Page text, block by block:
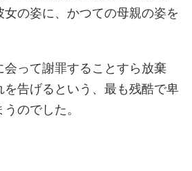
の姿に、かつての母親の姿を
会って謝罪することすら放棄
を告げるという、最も残酷で卑
のでした。